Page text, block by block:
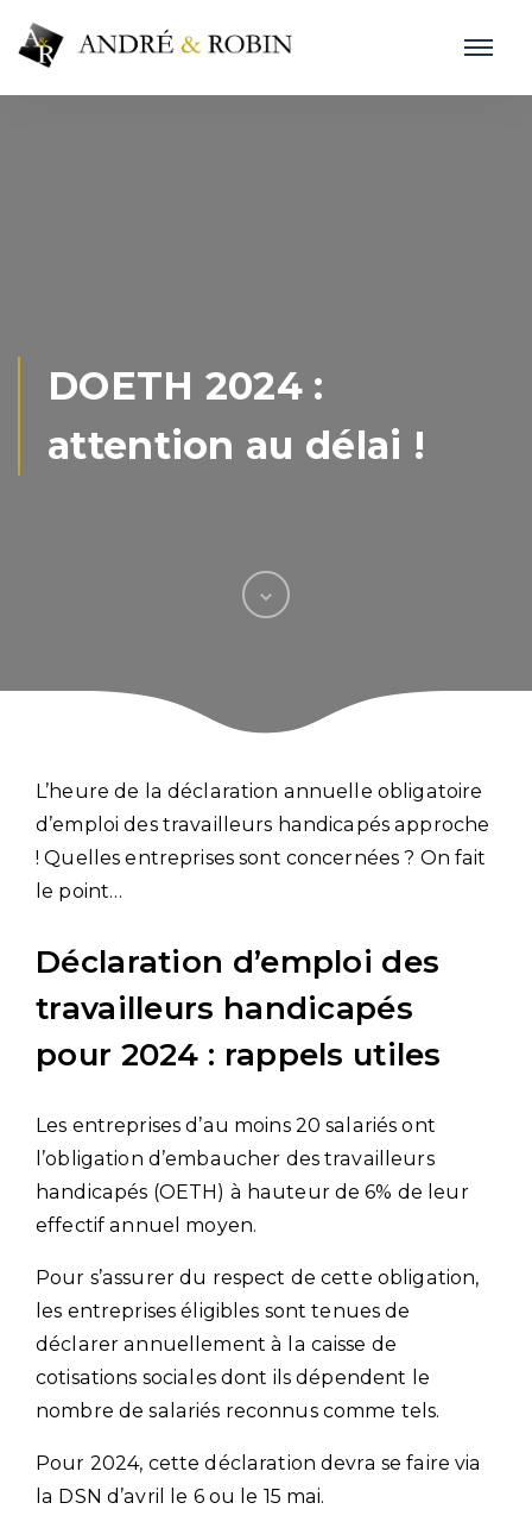
DOETH 2024 :
attention au délai !
L’heure de la déclaration annuelle obligatoire
d’emploi des travailleurs handicapés approche
! Quelles entreprises sont concernées ? On fait
le point…
Déclaration d’emploi des
travailleurs handicapés
pour 2024 : rappels utiles
Les entreprises d’au moins 20 salariés ont
l’obligation d’embaucher des travailleurs
handicapés (OETH) à hauteur de 6% de leur
effectif annuel moyen.
Pour s’assurer du respect de cette obligation,
les entreprises éligibles sont tenues de
déclarer annuellement à la caisse de
cotisations sociales dont ils dépendent le
nombre de salariés reconnus comme tels.
Pour 2024, cette déclaration devra se faire via
la DSN d’avril le 6 ou le 15 mai.